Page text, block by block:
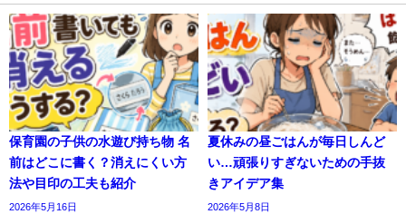
保育園の子供の水遊び持ち物 名
前はどこに書く？消えにくい方
法や目印の工夫も紹介
2026年5月16日
夏休みの昼ごはんが毎日しんど
い…頑張りすぎないための手抜
きアイデア集
2026年5月8日